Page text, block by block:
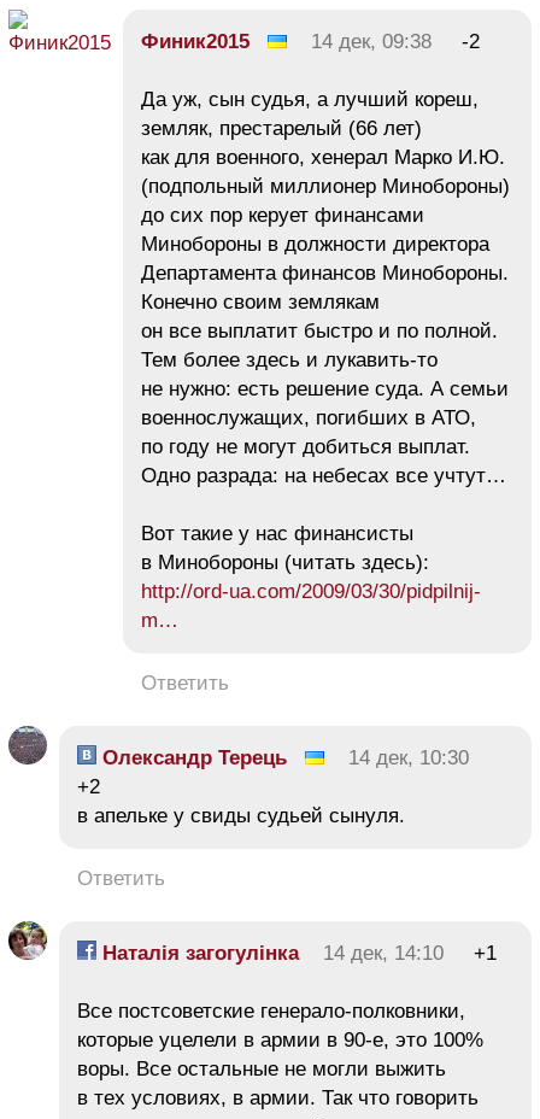
Финик2015 14 дек, 09:38 -2
Да уж, сын судья, а лучший кореш,
земляк, престарелый (66 лет)
как для военного, хенерал Марко И.Ю.
(подпольный миллионер Минобороны)
до сих пор керует финансами
Минобороны в должности директора
Департамента финансов Минобороны.
Конечно своим землякам
он все выплатит быстро и по полной.
Тем более здесь и лукавить-то
не нужно: есть решение суда. А семьи
военнослужащих, погибших в АТО,
по году не могут добиться выплат.
Одно разрада: на небесах все учтут…
Вот такие у нас финансисты
в Минобороны (читать здесь):
http://ord-ua.com/2009/03/30/pidpilnij-
m…
Ответить
Олександр Терець
14 дек, 10:30
+2
в апельке у свиды судьей сынуля.
Ответить
Наталія загогулінка 14 дек, 14:10 +1
Все постсоветские генерало-полковники,
которые уцелели в армии в 90-е, это 100%
воры. Все остальные не могли выжить
в тех условиях, в армии. Так что говорить